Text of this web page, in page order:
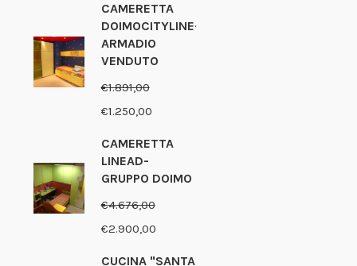
originale
era:
€3.960,00.
attuale
è:
€2.550,00.
CAMERETTA
DOIMOCITYLINE-
ARMADIO
VENDUTO
€1.891,00
Il
originale
era:
€1.891,00.
€1.250,00Il
è:
€1.250,00.
CAMERETTA
LINEAD-
GRUPPO DOIMO
€4.676,00
Il
€2.900,00Il
CUCINA "SANTA